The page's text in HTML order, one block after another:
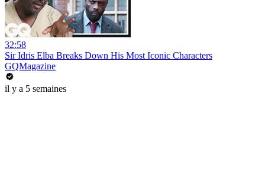
32:58
Sir Idris Elba Breaks Down His Most Iconic Characters
GQMagazine
il y a 5 semaines